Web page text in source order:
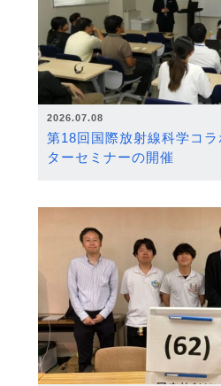
2026.07.08
第18回国際放射線科学コ
ターセミナーの開催